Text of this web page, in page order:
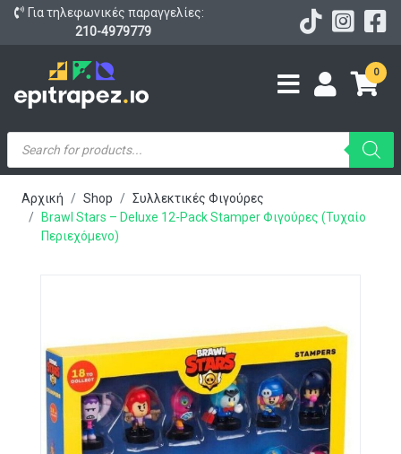
Για τηλεφωνικές παραγγελίες:
210-4979779
0
Products
search
Αρχική Shop
Συλλεκτικές Φιγούρες
Brawl Stars – Deluxe 12-Pack Stamper Φιγούρες (Τυχαίο
Περιεχόμενο)